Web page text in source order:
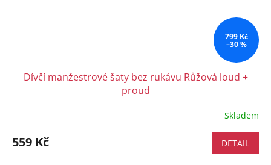
799 Kč
–30 %
Dívčí manžestrové šaty bez rukávu Růžová loud +
proud
Skladem
559 Kč DETAIL